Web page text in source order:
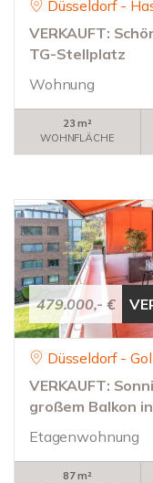
Düsseldorf -
VERKAUFT:
TG-Stellplatz
Wohnung
23 m²
WOHNFLÄCHE
479.000,- €
Düsseldorf -
VERKAUFT:
großem Balkon
Etagenwohnung
87 m²